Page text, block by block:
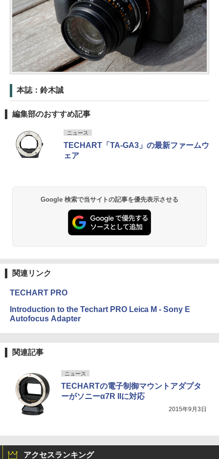
本誌：鈴木誠
編集部のおすすめ記事
ニュース
TECHART「TA-GA3」の最新ファームウ
ェア
Google 検索で当サイトの記事を優先表示させる
関連リンク
TECHART PRO
Introduction to the Techart PRO Leica M - Sony E
Autofocus Adapter
関連記事
ニュース
TECHARTの電子制御マウントアダプタ
ーがソニーα7R IIに対応
2015年9月3日
アクセスランキング